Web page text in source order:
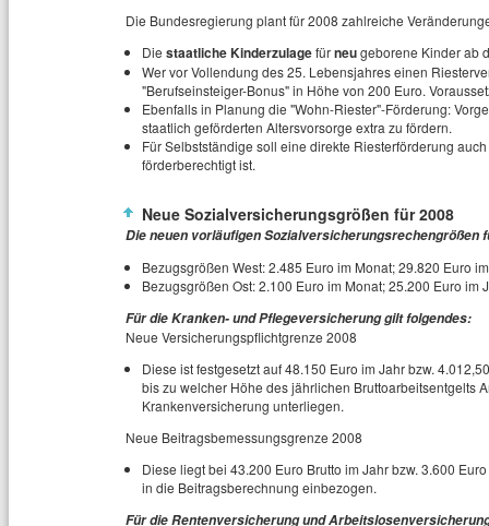
Die Bundesregierung plant für 2008 zahlreiche
Die staatliche Kinderzulagefürneugeborene Kinder ab
Wer vor Vollendung des 25. Lebensjahres einen
"Berufseinsteiger-Bonus" in Höhe von 200 Euro.
Ebenfalls in Planung die "Wohn-Riester"-Förderung:
staatlich geförderten Altersvorsorge extra zu fördern.
Für Selbstständige soll eine direkte Riesterförderung
förderberechtigt ist.
Neue Sozialversicherungsgrößen für 2008
Die neuen vorläufigen Sozialversicherungsrechengrößen
Bezugsgrößen West: 2.485 Euro im Monat; 29.820 Euro
Bezugsgrößen Ost: 2.100 Euro im Monat; 25.200 Euro im
Für die Kranken- und Pflegeversicherung gilt folgendes:
Neue Versicherungspflichtgrenze 2008
Diese ist festgesetzt auf 48.150 Euro im Jahr bzw.
bis zu welcher Höhe des jährlichen Bruttoarbeitsentgelts
Krankenversicherung unterliegen.
Neue Beitragsbemessungsgrenze 2008
Diese liegt bei 43.200 Euro Brutto im Jahr bzw. 3.600
in die Beitragsberechnung einbezogen.
Für die Rentenversicherung und